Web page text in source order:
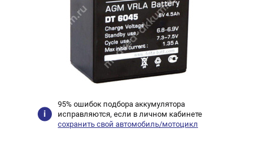
95% ошибок подбора аккумулятора
исправляются, если в личном кабинете
сохранить свой автомобиль/мотоцикл